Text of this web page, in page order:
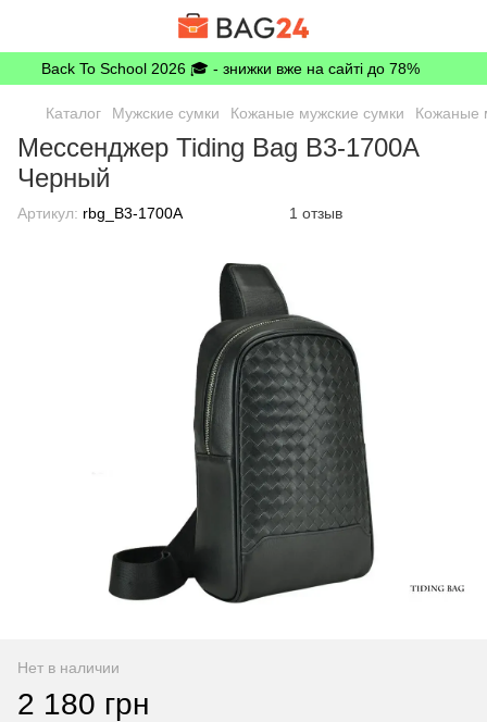
Back To School 2026 🎓 - знижки вже на сайті до 78%
Каталог Мужские сумки Кожаные мужские сумки Кожаные
Мессенджер Tiding Bag B3-1700A
Черный
Артикул: rbg_B3-1700A 1 отзыв
Нет в наличии
2 180 грн